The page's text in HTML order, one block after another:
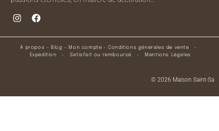
À propos – Blog – Mon compte –Conditions générales de vente –
Expédition – Satisfait ou remboursé – Mentions Légales
© 2026 Maison Saint-Sa